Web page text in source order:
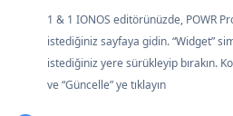
1 & 1 IONOS editörünüzde, POWR
istediğiniz sayfaya gidin. “Widget”
istediğiniz yere sürükleyip bırakın.
ve “Güncelle” ye tıklayın